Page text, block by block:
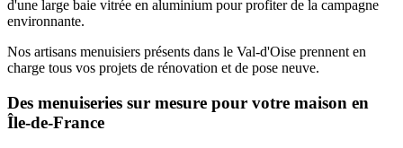
d'une large baie vitrée en aluminium pour profiter de la campagne
environnante.
Nos artisans menuisiers présents dans le Val-d'Oise prennent en
charge tous vos projets de rénovation et de pose neuve.
Des menuiseries sur mesure pour votre maison en
Île-de-France